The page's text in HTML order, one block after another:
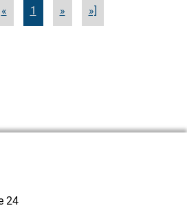
« 1 » »]
24